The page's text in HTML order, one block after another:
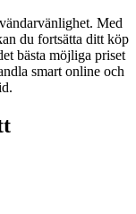
Med
du fortsätta ditt köp
bästa möjliga priset
smart online och